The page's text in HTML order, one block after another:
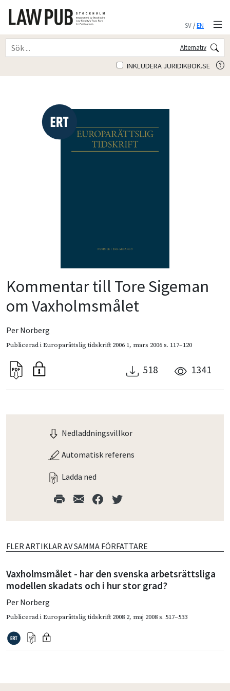
SV/EN
Alternativ
INKLUDERA JURIDIKBOK.SE
Kommentar till Tore Sigeman
om Vaxholmsmålet
Per Norberg
Publicerad iEuroparättslig tidskrift 2006 1, mars 2006s. 117–120
518 1341
Nedladdningsvillkor
Automatisk referens
Ladda ned
FLER ARTIKLAR AV SAMMA FÖRFATTARE
Vaxholmsmålet - har den svenska arbetsrättsliga
modellen skadats och i hur stor grad?
Per Norberg
Publicerad iEuroparättslig tidskrift 2008 2, maj 2008s. 517–533